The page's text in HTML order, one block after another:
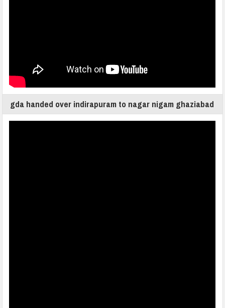
gda handed over indirapuram to nagar nigam ghaziabad